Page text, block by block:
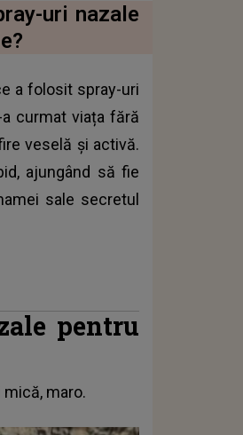
uri nazale
a folosit spray-uri
curmat viața fără
veselă și activă.
ajungând să fie
sale secretul
pentru
mică, maro.